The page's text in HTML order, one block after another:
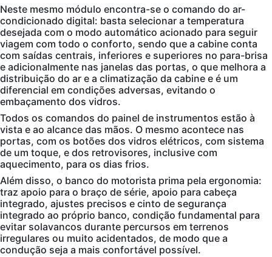
Neste mesmo módulo encontra-se o comando do ar-
condicionado digital: basta selecionar a temperatura
desejada com o modo automático acionado para seguir
viagem com todo o conforto, sendo que a cabine conta
com saídas centrais, inferiores e superiores no para-brisa
e adicionalmente nas janelas das portas, o que melhora a
distribuição do ar e a climatização da cabine e é um
diferencial em condições adversas, evitando o
embaçamento dos vidros.
Todos os comandos do painel de instrumentos estão à
vista e ao alcance das mãos. O mesmo acontece nas
portas, com os botões dos vidros elétricos, com sistema
de um toque, e dos retrovisores, inclusive com
aquecimento, para os dias frios.
Além disso, o banco do motorista prima pela ergonomia:
traz apoio para o braço de série, apoio para cabeça
integrado, ajustes precisos e cinto de segurança
integrado ao próprio banco, condição fundamental para
evitar solavancos durante percursos em terrenos
irregulares ou muito acidentados, de modo que a
condução seja a mais confortável possível.